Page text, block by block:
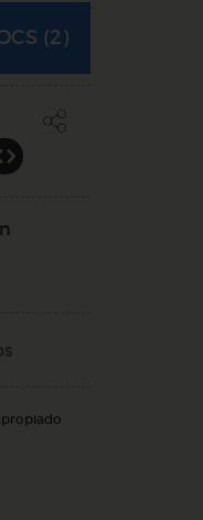
(2)